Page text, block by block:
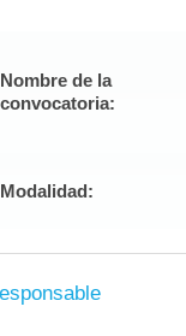
Nombre de la
convocatoria:
Modalidad: